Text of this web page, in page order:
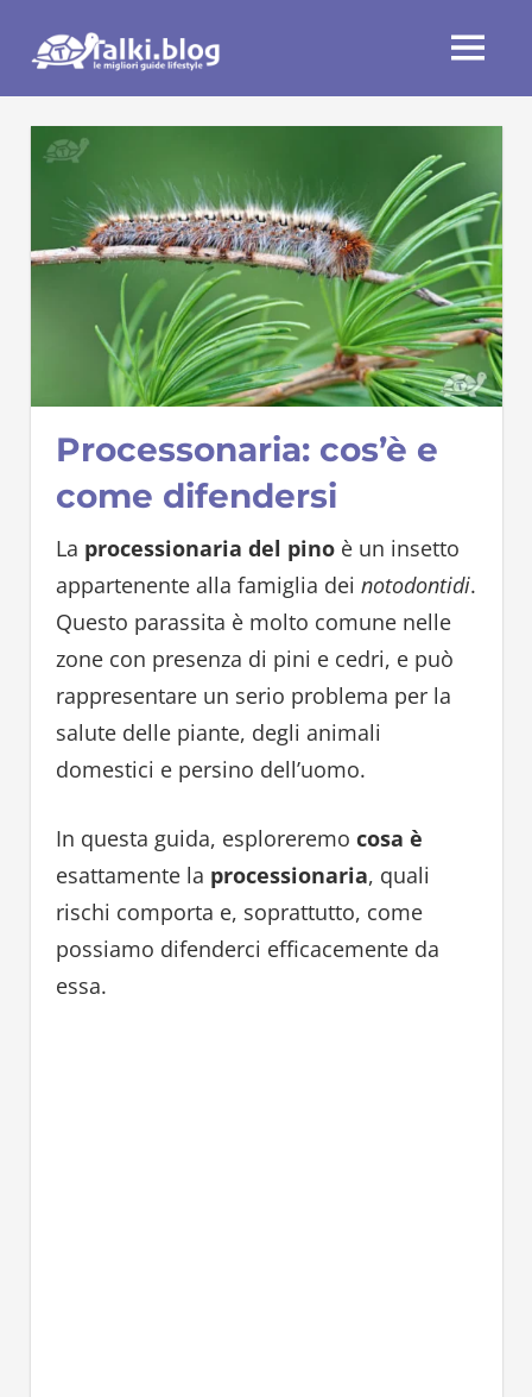
MENU
Processonaria: cos’è e
come difendersi
La processionaria del pinoè un insetto
appartenente alla famiglia dei notodontidi.
Questo parassita è molto comune nelle
zone con presenza di pini e cedri, e può
rappresentare un serio problema per la
salute delle piante, degli animali
domestici e persino dell’uomo.
In questa guida, esploreremo cosa è
esattamente la processionaria, quali
rischi comporta e, soprattutto, come
possiamo difenderci efficacemente da
essa.